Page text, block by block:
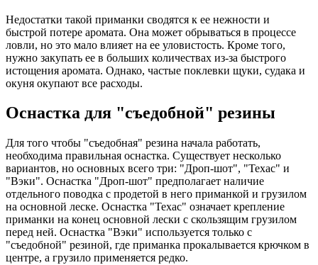
Недостатки такой приманки сводятся к ее нежности и
быстрой потере аромата. Она может обрываться в процессе
ловли, но это мало влияет на ее уловистость. Кроме того,
нужно закупать ее в больших количествах из-за быстрого
истощения аромата. Однако, частые поклевки щуки, судака и
окуня окупают все расходы.
Оснастка для "съедобной" резины
Для того чтобы "съедобная" резина начала работать,
необходима правильная оснастка. Существует несколько
вариантов, но основных всего три: "Дроп-шот", "Техас" и
"Вэки". Оснастка "Дроп-шот" предполагает наличие
отдельного поводка с продетой в него приманкой и грузилом
на основной леске. Оснастка "Техас" означает крепление
приманки на конец основной лески с скользящим грузилом
перед ней. Оснастка "Вэки" используется только с
"съедобной" резиной, где приманка прокалывается крючком в
центре, а грузило применяется редко.